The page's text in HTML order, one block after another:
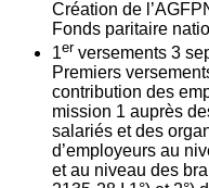
Création de
Fonds paritaire
1er versements 3
Premiers
contribution des
mission 1 auprès
salariés et des
d’employeurs au
et au niveau des